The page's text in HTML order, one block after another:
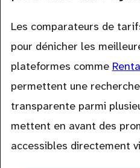
Les comparateurs de
pour dénicher les
plateformes comme
permettent une
transparente parmi
mettent en avant des
accessibles directement